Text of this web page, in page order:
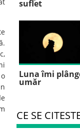
suflet
Luna îmi
umăr
CE SE